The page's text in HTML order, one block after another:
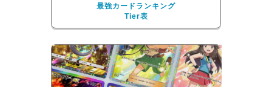
最強カードランキング
Tier表